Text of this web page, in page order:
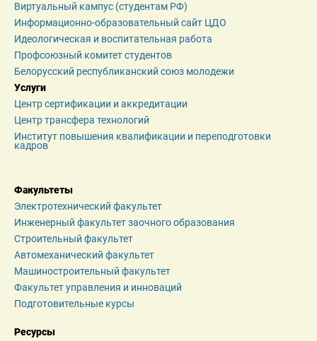
Виртуальный кампус (студентам РФ)
Информационно-образовательный сайт ЦДО
Идеологическая и воспитательная работа
Профсоюзный комитет студентов
Белорусский республиканский союз молодежи
Услуги
Центр сертификации и аккредитации
Центр трансфера технологий
Институт повышения квалификации и переподготовки
кадров
Факультеты
Электротехнический факультет
Инженерный факультет заочного образования
Строительный факультет
Автомеханический факультет
Машиностроительный факультет
Факультет управления и инноваций
Подготовительные курсы
Ресурсы